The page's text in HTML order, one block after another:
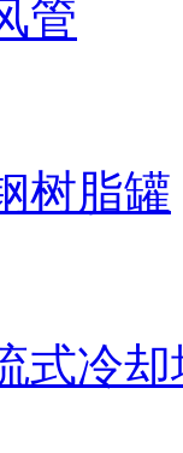
管
树脂罐
式冷却